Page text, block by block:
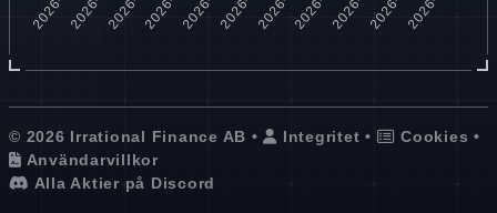
© 2026 Irrational Finance AB • Integritet • Cookies •
Användarvillkor
Alla Aktier på Discord